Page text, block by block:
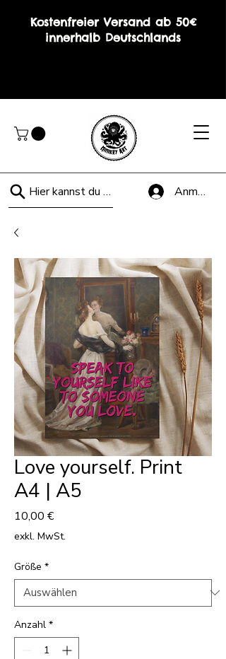
Kostenfreier Versand ab 50€
innerhalb Deutschlands
Hier kannst du suchen! Anmelden
Love yourself. Print
A4 | A5
10,00 €Preis
exkl. MwSt.
Größe *
Anzahl *